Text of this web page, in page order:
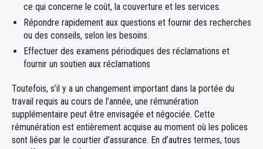
ce qui concerne le coût, la couverture et les services.
Répondre rapidement aux questions et fournir des recherches
ou des conseils, selon les besoins.
Effectuer des examens périodiques des réclamations et
fournir un soutien aux réclamations
Toutefois, s’il y a un changement important dans la portée du
travail requis au cours de l’année, une rémunération
supplémentaire peut être envisagée et négociée. Cette
rémunération est entièrement acquise au moment où les polices
sont liées par le courtier d’assurance. En d’autres termes, tous